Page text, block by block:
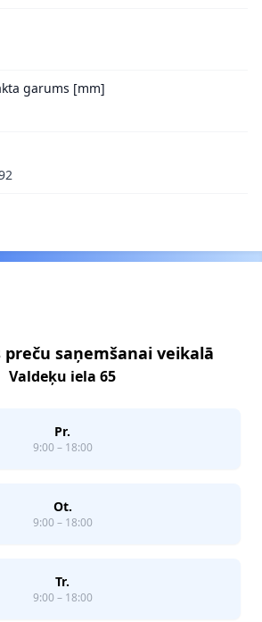
garums [mm]
preču saņemšanai veikalā
Valdeķu iela 65
Pr.
9:00 – 18:00
Ot.
9:00 – 18:00
Tr.
9:00 – 18:00